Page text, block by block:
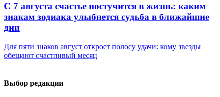
С 7 августа счастье постучится в жизнь: каким
знакам зодиака улыбнется судьба в ближайшие
дни
Для пяти знаков август откроет полосу удачи: кому звезды
обещают счастливый месяц
Выбор редакции